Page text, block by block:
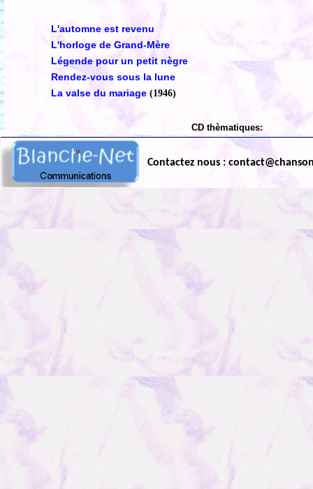
L'automne est revenu
L'horloge de Grand-Mère
Légende pour un petit nègre
Rendez-vous sous la lune
La valse du mariage (1946)
CD thèmatiques:
Contactez nous :